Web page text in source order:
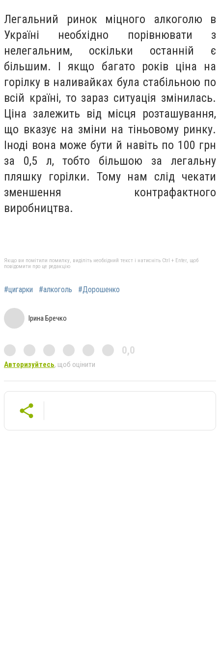
Легальний ринок міцного алкоголю в
Україні необхідно порівнювати з
нелегальним, оскільки останній є
більшим. І якщо багато років ціна на
горілку в наливайках була стабільною по
всій країні, то зараз ситуація змінилась.
Ціна залежить від місця розташування,
що вказує на зміни на тіньовому ринку.
Іноді вона може бути й навіть по 100 грн
за 0,5 л, тобто більшою за легальну
пляшку горілки. Тому нам слід чекати
зменшення контрафактного
виробництва.
Якщо ви помітили помилку, виділіть необхідний текст і натисніть Ctrl + Enter, щоб
повідомити про це редакцію
#цигарки #алкоголь #Дорошенко
Ірина Бречко
0,0
Авторизуйтесь, щоб оцінити